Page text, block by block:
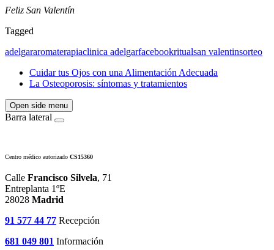
Feliz San Valentín
Tagged
adelgararomaterapiaclinica adelgarfacebookritualsan valentinsorteo
Cuidar tus Ojos con una Alimentación Adecuada
La Osteoporosis: síntomas y tratamientos
Open side menu
Barra lateral
Centro médico autorizado CS15360
Calle Francisco Silvela, 71
Entreplanta 1ºE
28028 Madrid
91 577 44 77 Recepción
681 049 801 Información